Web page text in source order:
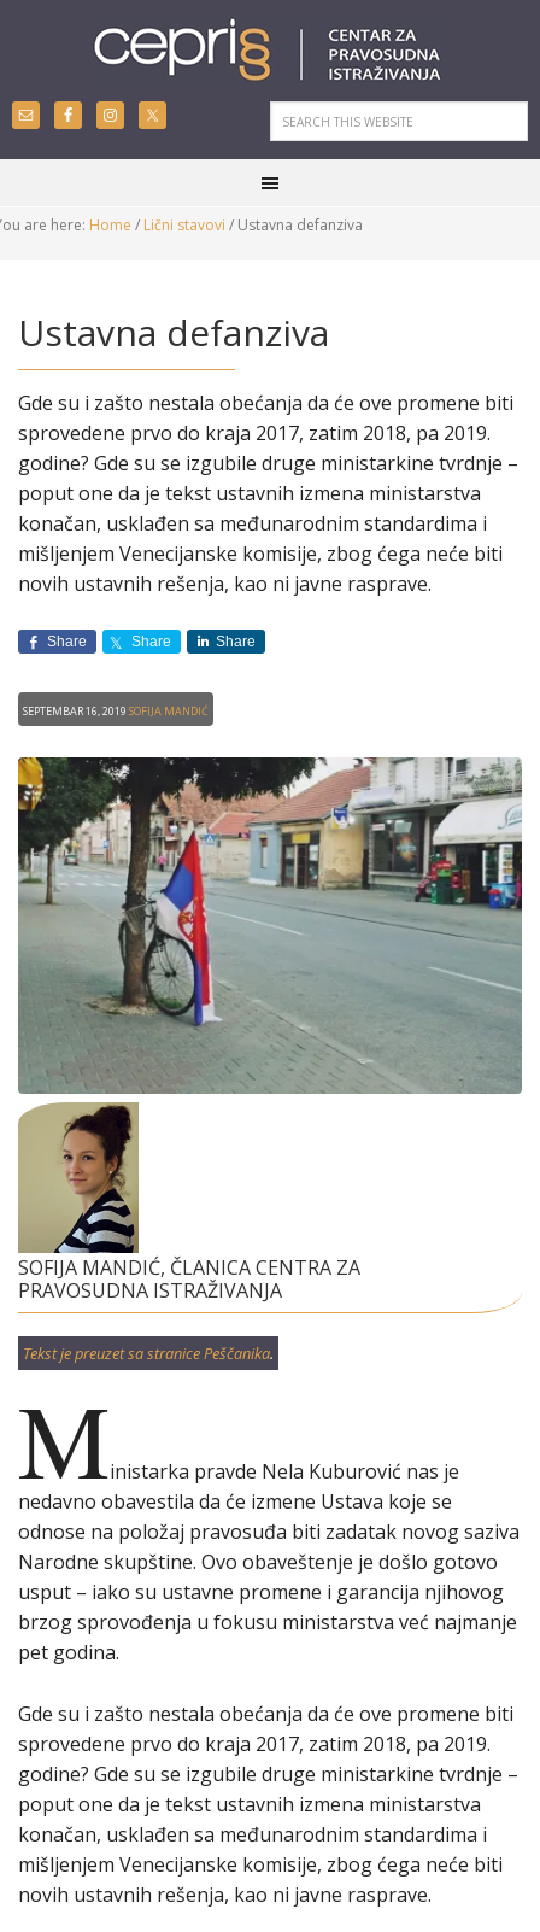
are here: Home / Lični stavovi / Ustavna defanziva
Ustavna defanziva
Gde su i zašto nestala obećanja da će ove promene biti
sprovedene prvo do kraja 2017, zatim 2018, pa 2019.
godine? Gde su se izgubile druge ministarkine tvrdnje –
poput one da je tekst ustavnih izmena ministarstva
konačan, usklađen sa međunarodnim standardima i
mišljenjem Venecijanske komisije, zbog ćega neće biti
novih ustavnih rešenja, kao ni javne rasprave.
Share Share Share
Septembar 16, 2019Sofija Mandić
SOFIJA MANDIĆ, ČLANICA CENTRA ZA
PRAVOSUDNA ISTRAŽIVANJA
Tekst je preuzet sa stranice Peščanika.
Ministarka pravde Nela Kuburović nas je
nedavno obavestila da će izmene Ustava koje se
odnose na položaj pravosuđa biti zadatak novog saziva
Narodne skupštine. Ovo obaveštenje je došlo gotovo
usput – iako su ustavne promene i garancija njihovog
brzog sprovođenja u fokusu ministarstva već najmanje
pet godina.
Gde su i zašto nestala obećanja da će ove promene biti
sprovedene prvo do kraja 2017, zatim 2018, pa 2019.
godine? Gde su se izgubile druge ministarkine tvrdnje –
poput one da je tekst ustavnih izmena ministarstva
konačan, usklađen sa međunarodnim standardima i
mišljenjem Venecijanske komisije, zbog ćega neće biti
novih ustavnih rešenja, kao ni javne rasprave.